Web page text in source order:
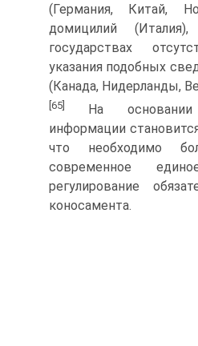
(Германия, Китай,
домицилий
государствах
указания подобных
(Канада, Нидерланды,
[65]
На основании
информации
что необходимо
современное
регулирование
коносамента.